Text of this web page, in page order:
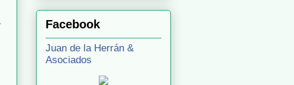
Facebook
Juan de la Herrán &
Asociados